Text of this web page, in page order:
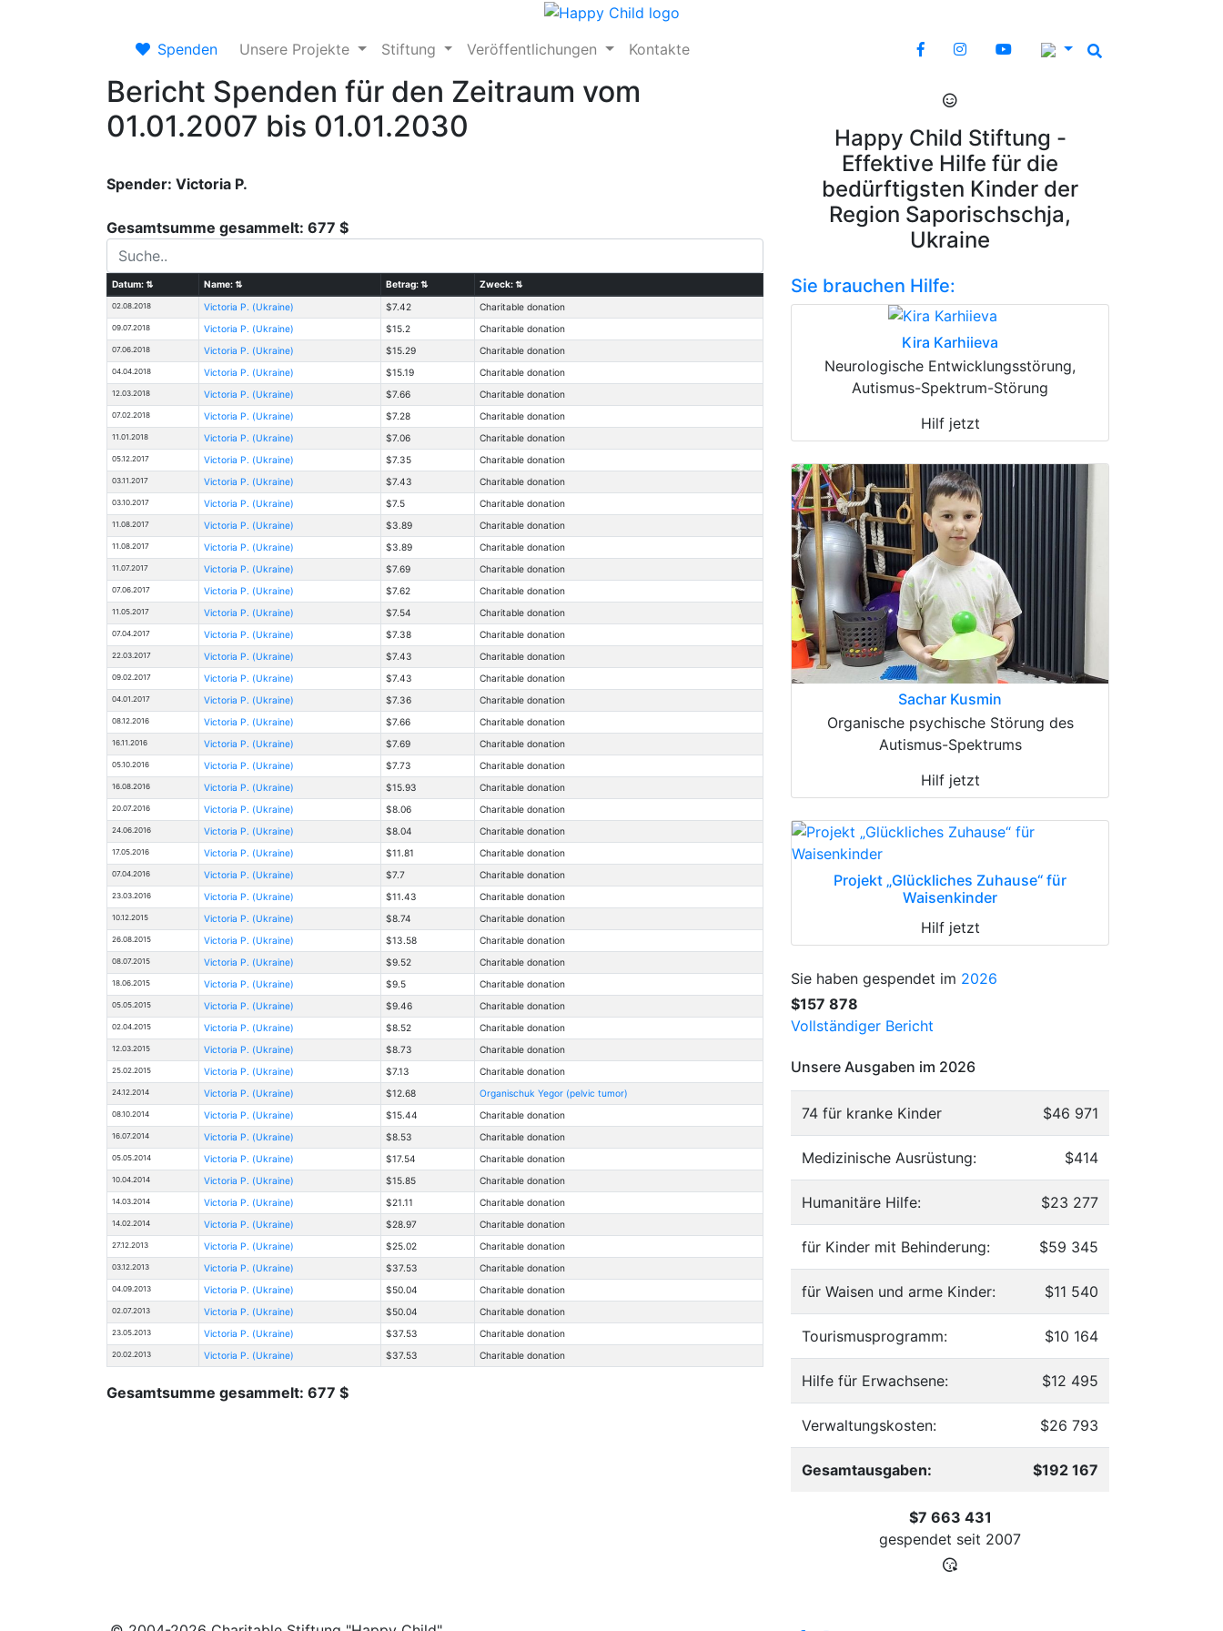
Spenden Unsere Projekte Stiftung Veröffentlichungen Kontakte
Bericht Spenden für den Zeitraum vom
01.01.2007 bis 01.01.2030
Spender: Victoria Р.
Gesamtsumme gesammelt: 677 $
Datum:⇅ Name:⇅ Betrag:⇅ Zweck:⇅
02.08.2018 Victoria Р. (Ukraine) $7.42 Charitable donation
09.07.2018 Victoria Р. (Ukraine) $15.2 Charitable donation
07.06.2018 Victoria Р. (Ukraine) $15.29 Charitable donation
04.04.2018 Victoria Р. (Ukraine) $15.19 Charitable donation
12.03.2018 Victoria Р. (Ukraine) $7.66 Charitable donation
07.02.2018 Victoria Р. (Ukraine) $7.28 Charitable donation
11.01.2018 Victoria Р. (Ukraine) $7.06 Charitable donation
05.12.2017 Victoria Р. (Ukraine) $7.35 Charitable donation
03.11.2017 Victoria Р. (Ukraine) $7.43 Charitable donation
03.10.2017 Victoria Р. (Ukraine) $7.5 Charitable donation
11.08.2017 Victoria Р. (Ukraine) $3.89 Charitable donation
11.08.2017 Victoria Р. (Ukraine) $3.89 Charitable donation
11.07.2017 Victoria Р. (Ukraine) $7.69 Charitable donation
07.06.2017 Victoria Р. (Ukraine) $7.62 Charitable donation
11.05.2017 Victoria Р. (Ukraine) $7.54 Charitable donation
07.04.2017 Victoria Р. (Ukraine) $7.38 Charitable donation
22.03.2017 Victoria Р. (Ukraine) $7.43 Charitable donation
09.02.2017 Victoria Р. (Ukraine) $7.43 Charitable donation
04.01.2017 Victoria Р. (Ukraine) $7.36 Charitable donation
08.12.2016 Victoria Р. (Ukraine) $7.66 Charitable donation
16.11.2016 Victoria Р. (Ukraine) $7.69 Charitable donation
05.10.2016 Victoria Р. (Ukraine) $7.73 Charitable donation
16.08.2016 Victoria Р. (Ukraine) $15.93 Charitable donation
20.07.2016 Victoria Р. (Ukraine) $8.06 Charitable donation
24.06.2016 Victoria Р. (Ukraine) $8.04 Charitable donation
17.05.2016 Victoria Р. (Ukraine) $11.81 Charitable donation
07.04.2016 Victoria Р. (Ukraine) $7.7 Charitable donation
23.03.2016 Victoria Р. (Ukraine) $11.43 Charitable donation
10.12.2015 Victoria Р. (Ukraine) $8.74 Charitable donation
26.08.2015 Victoria Р. (Ukraine) $13.58 Charitable donation
08.07.2015 Victoria Р. (Ukraine) $9.52 Charitable donation
18.06.2015 Victoria Р. (Ukraine) $9.5 Charitable donation
05.05.2015 Victoria Р. (Ukraine) $9.46 Charitable donation
02.04.2015 Victoria Р. (Ukraine) $8.52 Charitable donation
12.03.2015 Victoria Р. (Ukraine) $8.73 Charitable donation
25.02.2015 Victoria Р. (Ukraine) $7.13 Charitable donation
24.12.2014 Victoria Р. (Ukraine) $12.68 Organischuk Yegor (pelvic tumor)
08.10.2014 Victoria Р. (Ukraine) $15.44 Charitable donation
16.07.2014 Victoria Р. (Ukraine) $8.53 Charitable donation
05.05.2014 Victoria Р. (Ukraine) $17.54 Charitable donation
10.04.2014 Victoria Р. (Ukraine) $15.85 Charitable donation
14.03.2014 Victoria Р. (Ukraine) $21.11 Charitable donation
14.02.2014 Victoria Р. (Ukraine) $28.97 Charitable donation
27.12.2013 Victoria Р. (Ukraine) $25.02 Charitable donation
03.12.2013 Victoria Р. (Ukraine) $37.53 Charitable donation
04.09.2013 Victoria Р. (Ukraine) $50.04 Charitable donation
02.07.2013 Victoria Р. (Ukraine) $50.04 Charitable donation
23.05.2013 Victoria Р. (Ukraine) $37.53 Charitable donation
20.02.2013 Victoria Р. (Ukraine) $37.53 Charitable donation
Gesamtsumme gesammelt: 677 $
Happy Child Stiftung -
Effektive Hilfe für die
bedürftigsten Kinder der
Region Saporischschja,
Ukraine
Sie brauchen Hilfe:
Kira Karhiieva
Neurologische Entwicklungsstörung,
Autismus-Spektrum-Störung
Hilf jetzt
Sachar Kusmin
Organische psychische Störung des
Autismus-Spektrums
Hilf jetzt
Projekt „Glückliches Zuhause“ für
Waisenkinder
Hilf jetzt
Sie haben gespendet im 2026
$157 878
Vollständiger Bericht
Unsere Ausgaben im 2026
74 für kranke Kinder $46 971
Medizinische Ausrüstung: $414
Humanitäre Hilfe: $23 277
für Kinder mit Behinderung: $59 345
für Waisen und arme Kinder: $11 540
Tourismusprogramm: $10 164
Hilfe für Erwachsene: $12 495
Verwaltungskosten: $26 793
Gesamtausgaben: $192 167
$7 663 431
gespendet seit 2007